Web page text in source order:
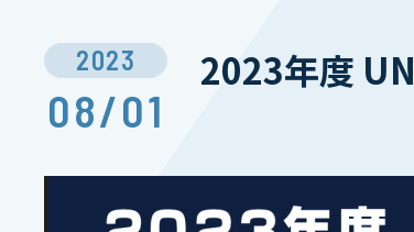
2023
08/01
2023年度